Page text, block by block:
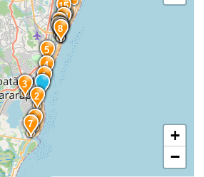
15
14
13
12
11
10
9
8
7
6
5
4
3
2
1
+
−